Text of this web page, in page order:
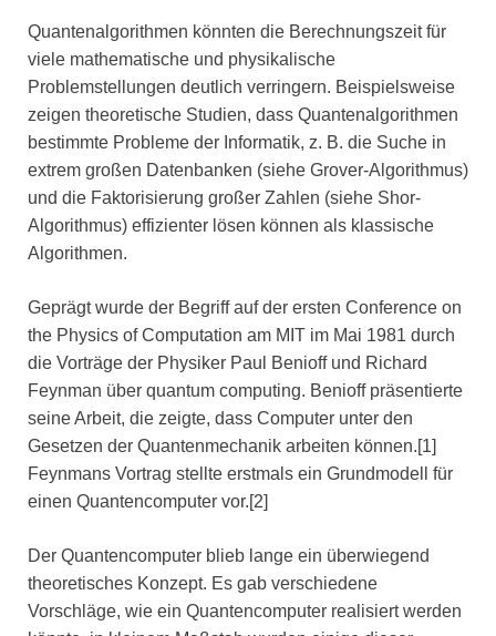
Quantenalgorithmen könnten die Berechnungszeit für
viele mathematische und physikalische
Problemstellungen deutlich verringern. Beispielsweise
zeigen theoretische Studien, dass Quantenalgorithmen
bestimmte Probleme der Informatik, z. B. die Suche in
extrem großen Datenbanken (siehe Grover-Algorithmus)
und die Faktorisierung großer Zahlen (siehe Shor-
Algorithmus) effizienter lösen können als klassische
Algorithmen.
Geprägt wurde der Begriff auf der ersten Conference on
the Physics of Computation am MIT im Mai 1981 durch
die Vorträge der Physiker Paul Benioff und Richard
Feynman über quantum computing. Benioff präsentierte
seine Arbeit, die zeigte, dass Computer unter den
Gesetzen der Quantenmechanik arbeiten können.[1]
Feynmans Vortrag stellte erstmals ein Grundmodell für
einen Quantencomputer vor.[2]
Der Quantencomputer blieb lange ein überwiegend
theoretisches Konzept. Es gab verschiedene
Vorschläge, wie ein Quantencomputer realisiert werden